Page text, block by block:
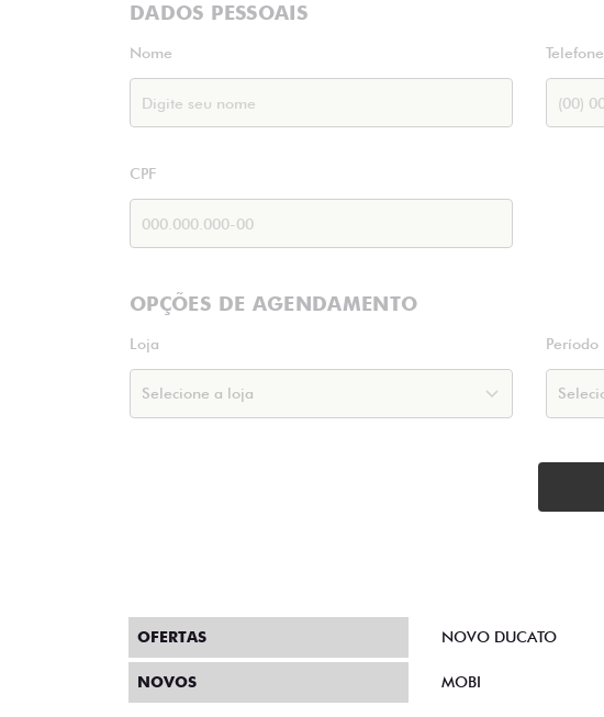
DADOS PESSOAIS
Nome Telefone
CPF
OPÇÕES DE AGENDAMENTO
Loja Período
OFERTAS
NOVOS
NOVO DUCATO
MOBI